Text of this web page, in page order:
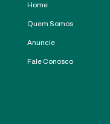
Home
Quem Somos
Anuncie
Fale Conosco